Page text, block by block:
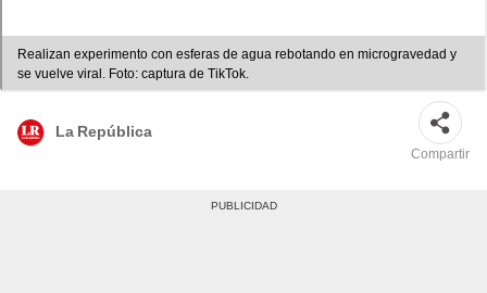
Realizan experimento con esferas de agua rebotando en microgravedad y
se vuelve viral. Foto: captura de TikTok.
La República
Compartir